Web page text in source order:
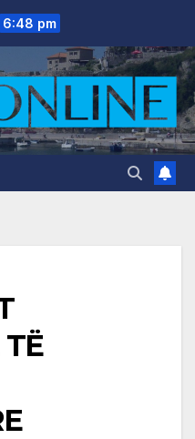
6:48 pm